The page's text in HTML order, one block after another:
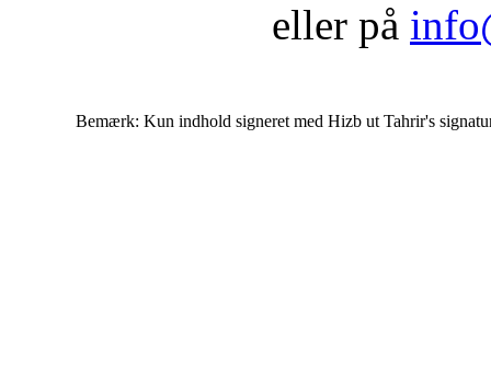
eller på
Bemærk: Kun indhold signeret med Hizb ut Tahrir's